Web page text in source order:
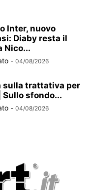
Inter, nuovo
Diaby resta il
Nico...
- 04/08/2026
sulla trattativa per
Sullo sfondo...
- 04/08/2026